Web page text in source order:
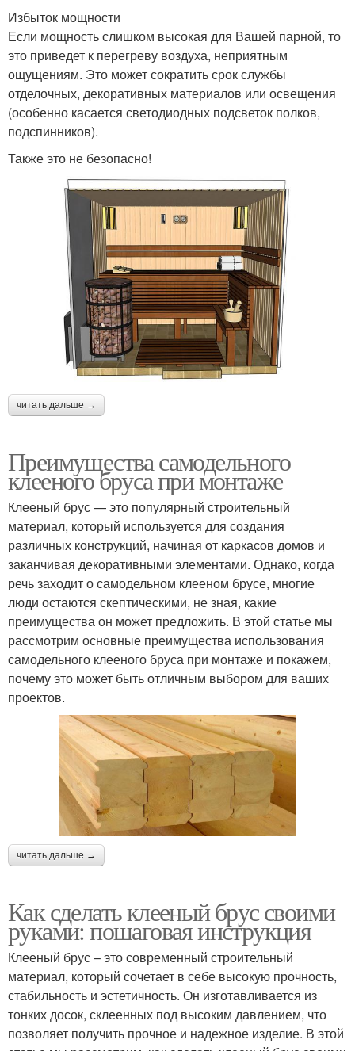
Избыток мощности
Если мощность слишком высокая для Вашей парной, то
это приведет к перегреву воздуха, неприятным
ощущениям. Это может сократить срок службы
отделочных, декоративных материалов или освещения
(особенно касается светодиодных подсветок полков,
подспинников).
Также это не безопасно!
читать дальше →
Преимущества самодельного
клееного бруса при монтаже
Клееный брус — это популярный строительный
материал, который используется для создания
различных конструкций, начиная от каркасов домов и
заканчивая декоративными элементами. Однако, когда
речь заходит о самодельном клееном брусе, многие
люди остаются скептическими, не зная, какие
преимущества он может предложить. В этой статье мы
рассмотрим основные преимущества использования
самодельного клееного бруса при монтаже и покажем,
почему это может быть отличным выбором для ваших
проектов.
читать дальше →
Как сделать клееный брус своими
руками: пошаговая инструкция
Клееный брус – это современный строительный
материал, который сочетает в себе высокую прочность,
стабильность и эстетичность. Он изготавливается из
тонких досок, склеенных под высоким давлением, что
позволяет получить прочное и надежное изделие. В этой